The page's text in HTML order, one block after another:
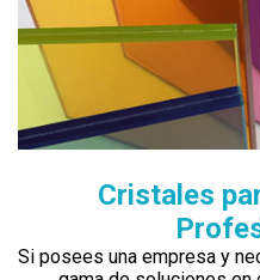
Cristales
Si posees una empresa y